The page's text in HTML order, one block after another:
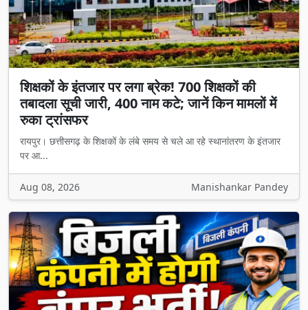
शिक्षकों के इंतजार पर लगा ब्रेक! 700 शिक्षकों की
तबादला सूची जारी, 400 नाम कटे; जानें किन मामलों में
रुका ट्रांसफर
रायपुर। छत्तीसगढ़ के शिक्षकों के लंबे समय से चले आ रहे स्थानांतरण के इंतजार
पर आ...
Aug 08, 2026 Manishankar Pandey